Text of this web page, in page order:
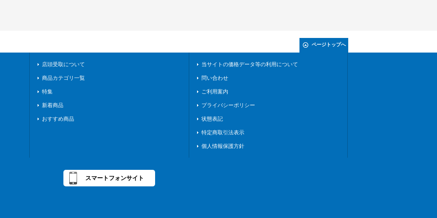
ページトップへ
店頭受取について
商品カテゴリ一覧
特集
新着商品
おすすめ商品
当サイトの価格データ等の利用について
問い合わせ
ご利用案内
プライバシーポリシー
状態表記
特定商取引法表示
個人情報保護方針
スマートフォンサイト